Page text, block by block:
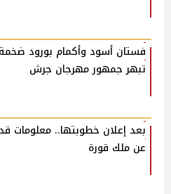
فستان أسود وأكمام بورود
تبهر جمهور مهرجان جرش
بعد إعلان خطوبتها.. معلومات
عن ملك قورة